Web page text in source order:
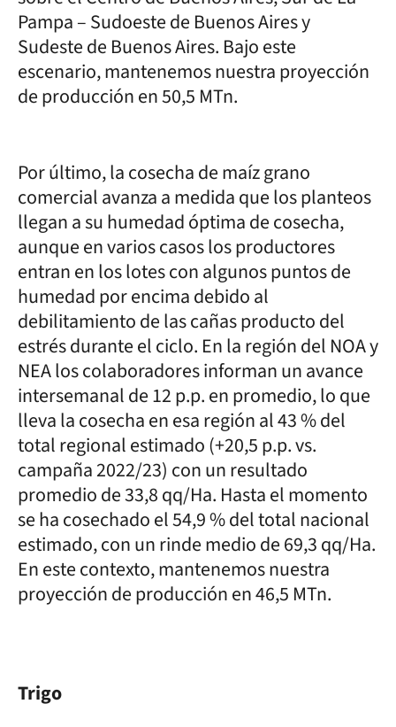
Pampa – Sudoeste de Buenos Aires y
Sudeste de Buenos Aires. Bajo este
escenario, mantenemos nuestra proyección
de producción en 50,5 MTn.
Por último, la cosecha de maíz grano
comercial avanza a medida que los planteos
llegan a su humedad óptima de cosecha,
aunque en varios casos los productores
entran en los lotes con algunos puntos de
humedad por encima debido al
debilitamiento de las cañas producto del
estrés durante el ciclo. En la región del NOA y
NEA los colaboradores informan un avance
intersemanal de 12 p.p. en promedio, lo que
lleva la cosecha en esa región al 43 % del
total regional estimado (+20,5 p.p. vs.
campaña 2022/23) con un resultado
promedio de 33,8 qq/Ha. Hasta el momento
se ha cosechado el 54,9 % del total nacional
estimado, con un rinde medio de 69,3 qq/Ha.
En este contexto, mantenemos nuestra
proyección de producción en 46,5 MTn.
Trigo